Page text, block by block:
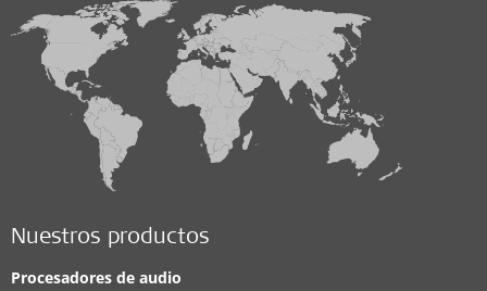
Nuestros productos
Procesadores de audio